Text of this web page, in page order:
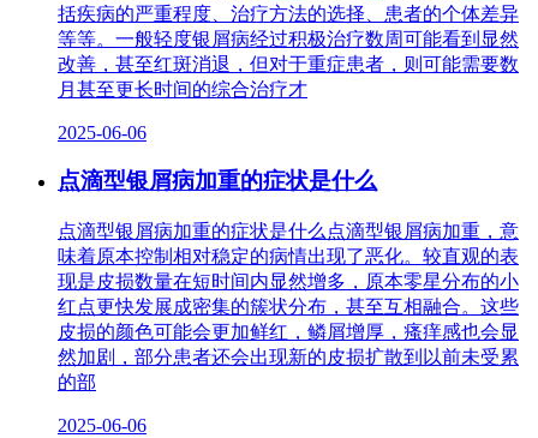
括疾病的严重程度、治疗方法的选择、患者的个体差异
等等。一般轻度银屑病经过积极治疗数周可能看到显然
改善，甚至红斑消退，但对于重症患者，则可能需要数
月甚至更长时间的综合治疗才
2025-06-06
点滴型银屑病加重的症状是什么
点滴型银屑病加重的症状是什么点滴型银屑病加重，意
味着原本控制相对稳定的病情出现了恶化。较直观的表
现是皮损数量在短时间内显然增多，原本零星分布的小
红点更快发展成密集的簇状分布，甚至互相融合。这些
皮损的颜色可能会更加鲜红，鳞屑增厚，瘙痒感也会显
然加剧，部分患者还会出现新的皮损扩散到以前未受累
的部
2025-06-06